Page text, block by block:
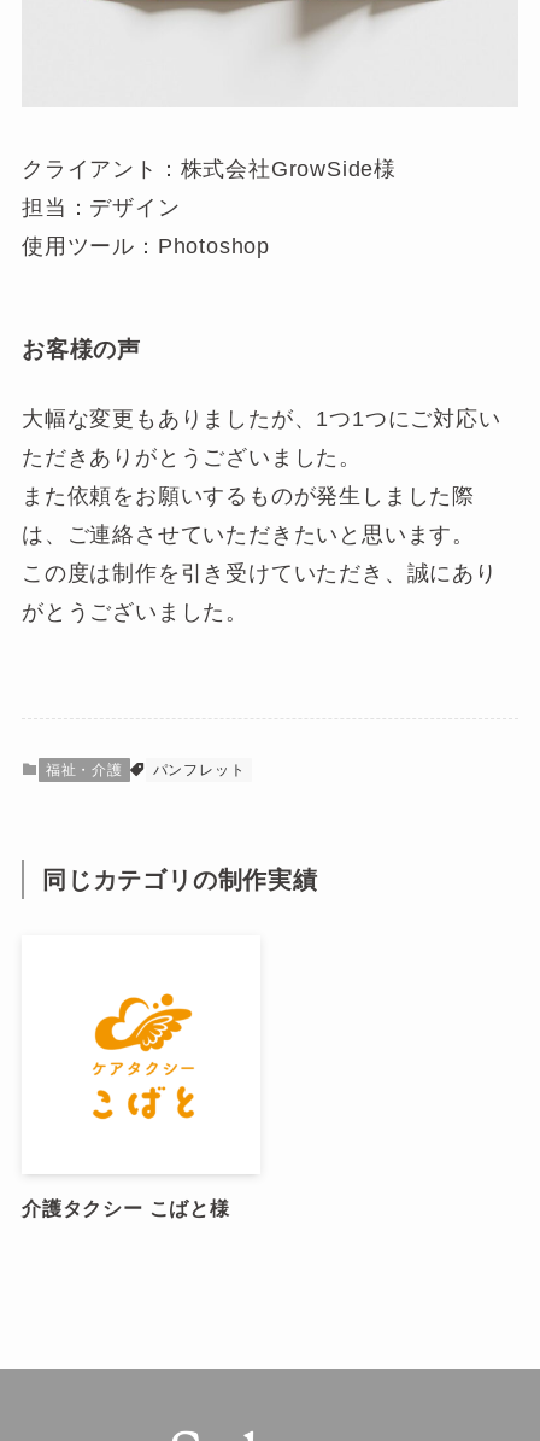
クライアント：株式会社GrowSide様
担当：デザイン
使用ツール：Photoshop
お客様の声
大幅な変更もありましたが、1つ1つにご対応い
ただきありがとうございました。
また依頼をお願いするものが発生しました際
は、ご連絡させていただきたいと思います。
この度は制作を引き受けていただき、誠にあり
がとうございました。
福祉・介護 パンフレット
同じカテゴリの制作実績
介護タクシー こばと様